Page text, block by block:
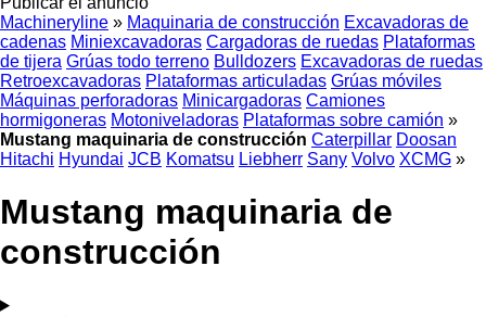
Machineryline » Maquinaria de construcción Excavadoras de
cadenas Miniexcavadoras Cargadoras de ruedas Plataformas
de tijera Grúas todo terreno Bulldozers Excavadoras de ruedas
Retroexcavadoras Plataformas articuladas Grúas móviles
Máquinas perforadoras Minicargadoras Camiones
hormigoneras Motoniveladoras Plataformas sobre camión »
Mustang maquinaria de construcción Caterpillar Doosan
Hitachi Hyundai JCB Komatsu Liebherr Sany Volvo XCMG »
Mustang maquinaria de
construcción